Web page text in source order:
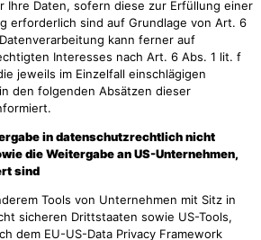
Ihre Daten, sofern diese zur Erfüllung einer
erforderlich sind auf Grundlage von Art. 6
kann ferner auf
Interesses nach Art. 6 Abs. 1 lit. f
jeweils im Einzelfall einschlägigen
den folgenden Absätzen dieser
in datenschutzrechtlich nicht
die Weitergabe an US-Unternehmen,
sind
Tools von Unternehmen mit Sitz in
sicheren Drittstaaten sowie US-Tools,
dem EU-US-Data Privacy Framework